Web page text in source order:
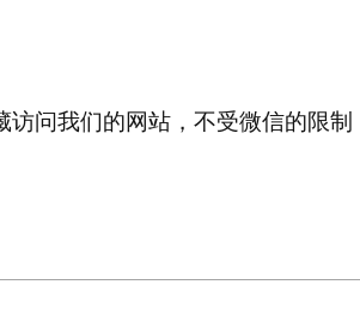
问我们的网站，不受微信的限制